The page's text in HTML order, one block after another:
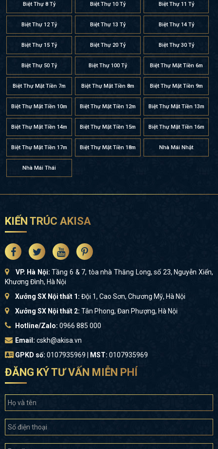
Biệt Thự 8 Tỷ Biệt Thự 10 Tỷ Biệt Thự 11 Tỷ
Biệt Thự 12 Tỷ Biệt Thự 13 Tỷ Biệt Thự 14 Tỷ
Biệt Thự 15 Tỷ Biệt Thự 20 Tỷ Biệt Thự 30 Tỷ
Biệt Thự 50 Tỷ Biệt Thự 100 Tỷ Biệt Thự Mặt Tiền 6m
Biệt Thự Mặt Tiền 7m Biệt Thự Mặt Tiền 8m Biệt Thự Mặt Tiền 9m
Biệt Thự Mặt Tiền 10m Biệt Thự Mặt Tiền 12m Biệt Thự Mặt Tiền 13m
Biệt Thự Mặt Tiền 14m Biệt Thự Mặt Tiền 15m Biệt Thự Mặt Tiền 16m
Biệt Thự Mặt Tiền 17m Biệt Thự Mặt Tiền 18m Nhà Mái Nhật
Nhà Mái Thái
KIẾN TRÚC AKISA
VP. Hà Nội:Tầng 6 & 7, tòa nhà Thăng Long, số 23, Nguyễn Xiển,
Khương Đình, Hà Nội
Xưởng SX Nội thất 1: Đội 1, Cao Sơn, Chương Mỹ, Hà Nội
Xưởng SX Nội thất 2: Tân Phong, Đan Phượng, Hà Nội
Hotline/Zalo: 0966 885 000
Email: cskh@akisa.vn
GPKD số: 0107935969 | MST: 0107935969
ĐĂNG KÝ TƯ VẤN MIỄN PHÍ